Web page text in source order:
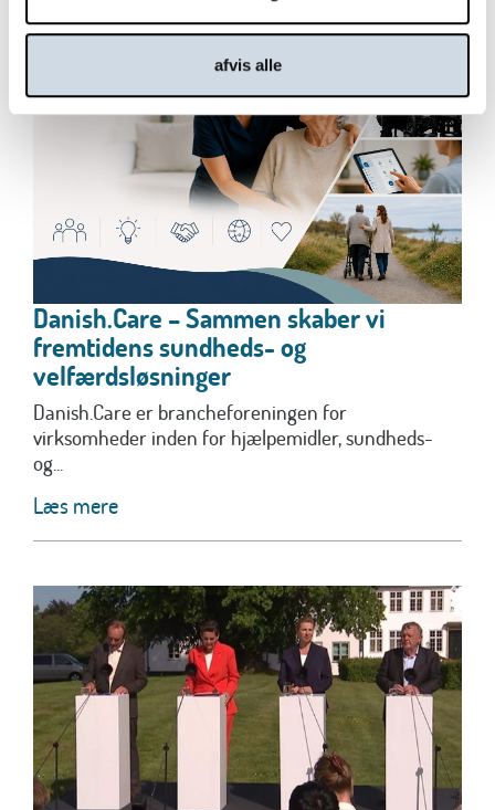
afvis alle
Danish.Care – Sammen skaber vi
fremtidens sundheds- og
velfærdsløsninger
Danish.Care er brancheforeningen for
virksomheder inden for hjælpemidler, sundheds-
og...
Læs mere